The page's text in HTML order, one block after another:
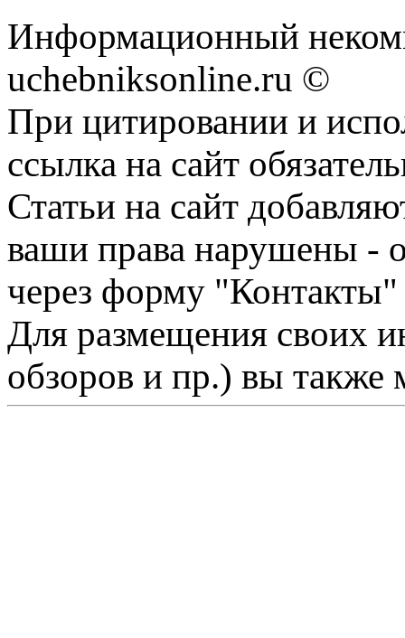
Информационный
uchebniksonline.ru ©
При цитировании и
ссылка на сайт
Статьи на сайт
ваши права нарушены -
через форму "Контакты"
Для размещения своих
обзоров и пр.) вы также